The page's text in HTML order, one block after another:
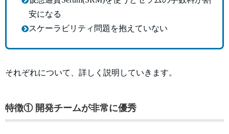
安になる
スケーラビリティ問題を抱えていない
それぞれについて、詳しく説明していきます。
特徴① 開発チームが非常に優秀